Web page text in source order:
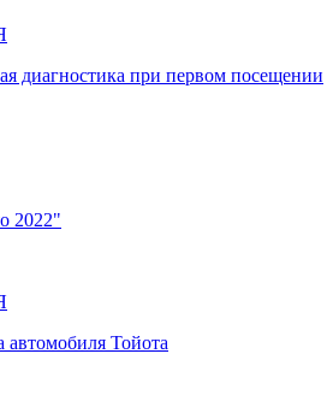
диагностика при первом посещении
2022"
автомобиля Тойота